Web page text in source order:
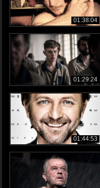
01:38:04
01:29:24
01:44:53